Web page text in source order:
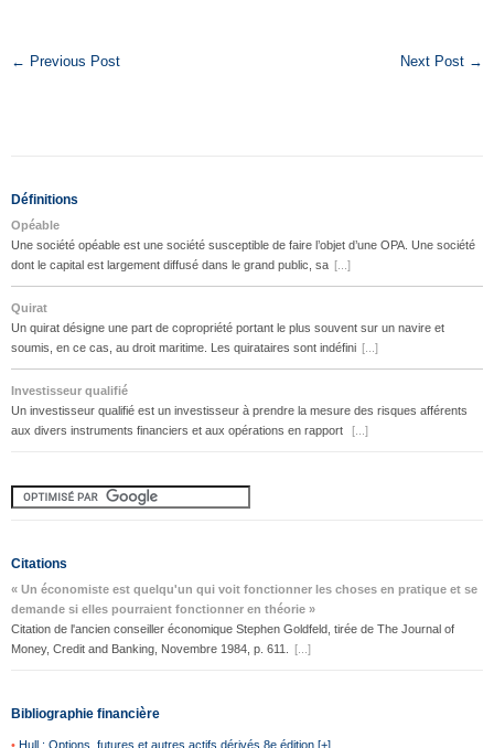
← Previous Post Next Post →
Définitions
Opéable
Une société opéable est une société susceptible de faire l’objet d’une OPA. Une société
dont le capital est largement diffusé dans le grand public, sa [...]
Quirat
Un quirat désigne une part de copropriété portant le plus souvent sur un navire et
soumis, en ce cas, au droit maritime. Les quirataires sont indéfini [...]
Investisseur qualifié
Un investisseur qualifié est un investisseur à prendre la mesure des risques afférents
aux divers instruments financiers et aux opérations en rapport
[...]
Citations
« Un économiste est quelqu'un qui voit fonctionner les choses en pratique et se
demande si elles pourraient fonctionner en théorie »
Citation de l'ancien conseiller économique Stephen Goldfeld, tirée de The Journal of
Money, Credit and Banking, Novembre 1984, p. 611.
[...]
Bibliographie financière
• Hull : Options, futures et autres actifs dérivés 8e édition [+]